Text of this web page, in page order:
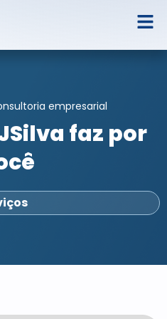
empresarial
faz por